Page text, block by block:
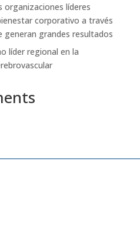
organizaciones líderes
corporativo a través
generan grandes resultados
líder regional en la